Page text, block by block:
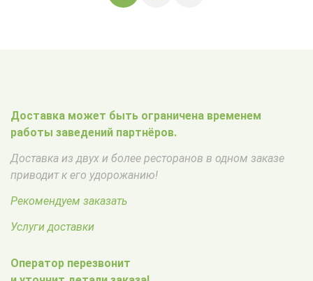
Доставка может быть ограничена временем
работы заведений партнёров.
Доставка из двух и более ресторанов в одном заказе
приводит к его удорожанию!
Рекомендуем заказать
Услуги доставки
Оператор перезвонит